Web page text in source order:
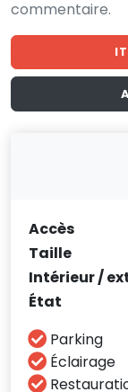
commentaire.
Accès
Taille
Intérieur /
État
Parking
Éclairage